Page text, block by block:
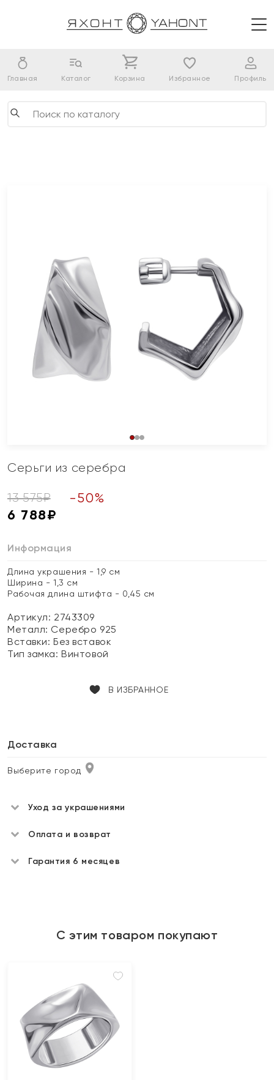
Главная Каталог Корзина Избранное Профиль
Серьги из серебра
13 575₽ -50%
6 788₽
Информация
Длина украшения - 1,9 см
Ширина - 1,3 см
Рабочая длина штифта - 0,45 см
Артикул: 2743309
Металл: Серебро 925
Вставки:Без вставок
Тип замка:Винтовой
В ИЗБРАННОЕ
Доставка
Выберите город
Уход за украшениями
Оплата и возврат
Гарантия 6 месяцев
С этим товаром покупают